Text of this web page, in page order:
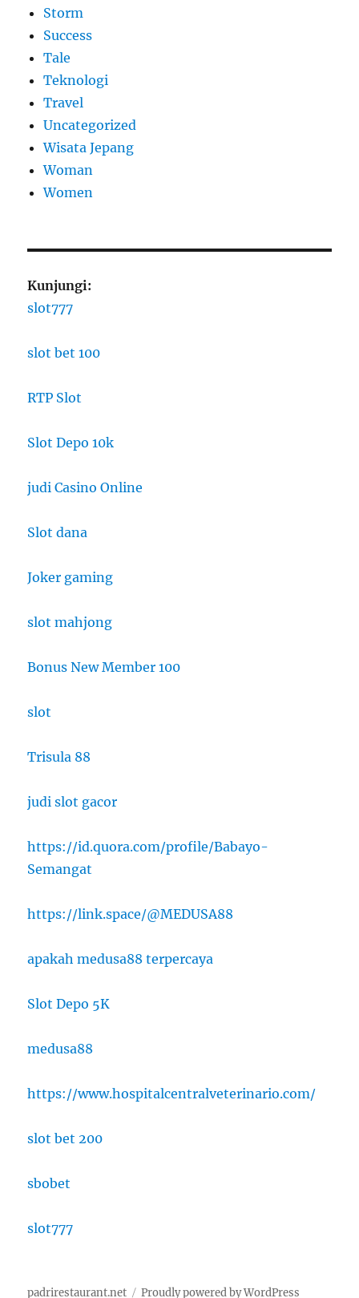
Storm
Success
Tale
Teknologi
Travel
Uncategorized
Wisata Jepang
Woman
Women
Kunjungi:
slot777
slot bet 100
RTP Slot
Slot Depo 10k
judi Casino Online
Slot dana
Joker gaming
slot mahjong
Bonus New Member 100
slot
Trisula 88
judi slot gacor
https://id.quora.com/profile/Babayo-
Semangat
https://link.space/@MEDUSA88
apakah medusa88 terpercaya
Slot Depo 5K
medusa88
https://www.hospitalcentralveterinario.com/
slot bet 200
sbobet
slot777
padrirestaurant.net Proudly powered by WordPress